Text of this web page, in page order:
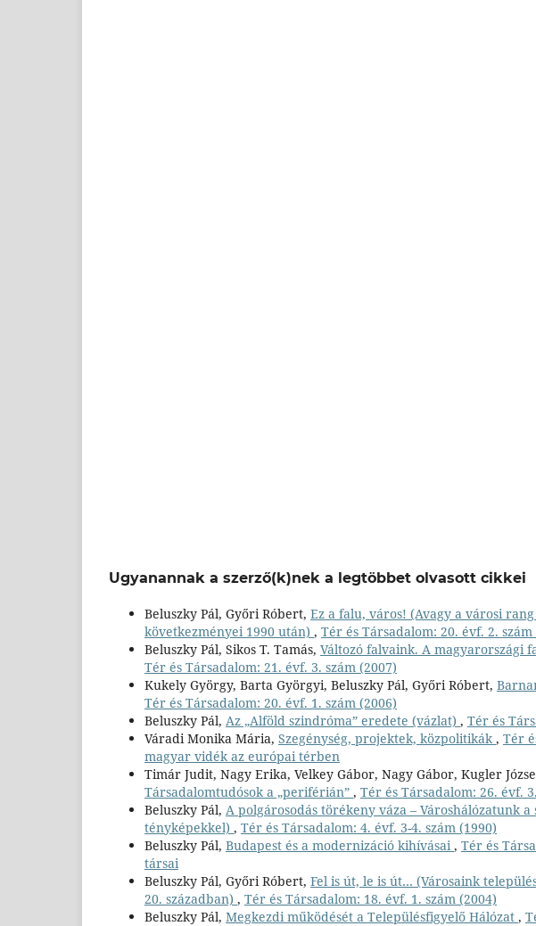
Ugyanannak a szerző(k)nek a legtöbbet olvasott cikkei
Beluszky Pál, Győri Róbert, Ez a falu, város! (Avagy a városi
következményei 1990 után) , Tér és Társadalom: 20. évf. 2. szám
Beluszky Pál, Sikos T. Tamás, Változó falvaink. A magyarországi
Tér és Társadalom: 21. évf. 3. szám (2007)
Kukely György, Barta Györgyi, Beluszky Pál, Győri Róbert,
Tér és Társadalom: 20. évf. 1. szám (2006)
Beluszky Pál, Az „Alföld szindróma” eredete (vázlat) , Tér és
Váradi Monika Mária, Szegénység, projektek, közpolitikák , Tér
magyar vidék az európai térben
Timár Judit, Nagy Erika, Velkey Gábor, Nagy Gábor, Kugler
Társadalomtudósok a „periférián” , Tér és Társadalom: 26. évf.
Beluszky Pál, A polgárosodás törékeny váza – Városhálózatunk
tényképekkel) , Tér és Társadalom: 4. évf. 3-4. szám (1990)
Beluszky Pál, Budapest és a modernizáció kihívásai , Tér és
társai
Beluszky Pál, Győri Róbert, Fel is út, le is út… (Városaink
20. században) , Tér és Társadalom: 18. évf. 1. szám (2004)
Beluszky Pál, Megkezdi működését a Településfigyelő Hálózat ,